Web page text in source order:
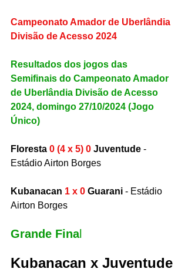
Campeonato Amador de Uberlândia
Divisão de Acesso 2024
Resultados dos jogos das
Semifinais do Campeonato Amador
de Uberlândia Divisão de Acesso
2024, domingo 27/10/2024 (Jogo
Único)
Floresta 0 (4 x 5) 0 Juventude -
Estádio Airton Borges
Kubanacan 1 x 0 Guarani - Estádio
Airton Borges
Grande Final
Kubanacan x Juventude